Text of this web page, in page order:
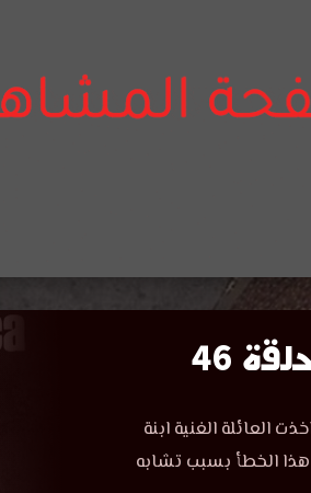
46
العائلة الغنية ابنة
هذا الخطأ بسبب تشابه